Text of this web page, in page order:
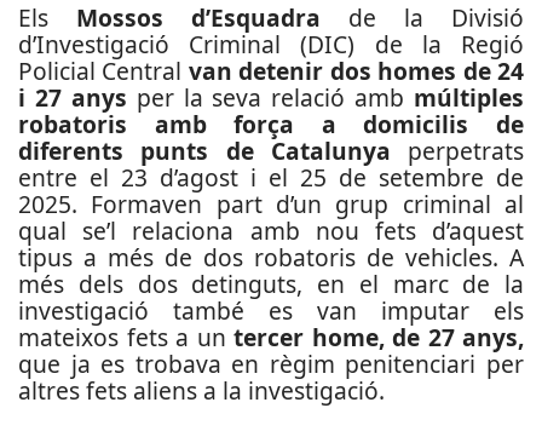
Els Mossos d’Esquadra de la Divisió
d’Investigació Criminal (DIC) de la Regió
Policial Central van detenir dos homes de 24
i 27 anys per la seva relació amb múltiples
robatoris amb força a domicilis de
diferents punts de Catalunya perpetrats
entre el 23 d’agost i el 25 de setembre de
2025. Formaven part d’un grup criminal al
qual se’l relaciona amb nou fets d’aquest
tipus a més de dos robatoris de vehicles. A
més dels dos detinguts, en el marc de la
investigació també es van imputar els
mateixos fets a un tercer home, de 27 anys,
que ja es trobava en règim penitenciari per
altres fets aliens a la investigació.